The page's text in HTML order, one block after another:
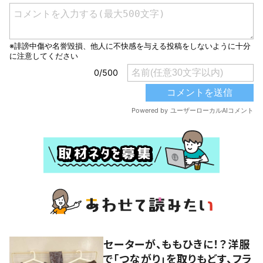
セーターが、ももひきに！？洋服
で「つながり」を取りもどす、フラ